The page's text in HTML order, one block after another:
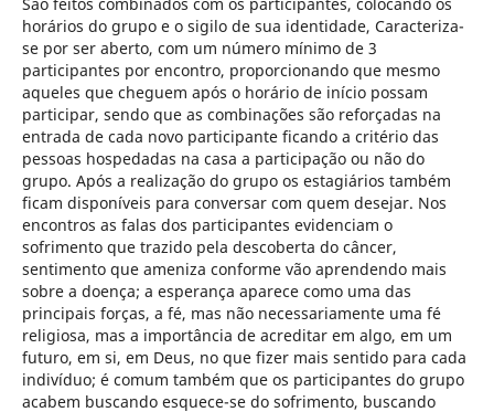
horários do grupo e o sigilo de sua identidade, Caracteriza-
se por ser aberto, com um número mínimo de 3
participantes por encontro, proporcionando que mesmo
aqueles que cheguem após o horário de início possam
participar, sendo que as combinações são reforçadas na
entrada de cada novo participante ficando a critério das
pessoas hospedadas na casa a participação ou não do
grupo. Após a realização do grupo os estagiários também
ficam disponíveis para conversar com quem desejar. Nos
encontros as falas dos participantes evidenciam o
sofrimento que trazido pela descoberta do câncer,
sentimento que ameniza conforme vão aprendendo mais
sobre a doença; a esperança aparece como uma das
principais forças, a fé, mas não necessariamente uma fé
religiosa, mas a importância de acreditar em algo, em um
futuro, em si, em Deus, no que fizer mais sentido para cada
indivíduo; é comum também que os participantes do grupo
acabem buscando esquece-se do sofrimento, buscando